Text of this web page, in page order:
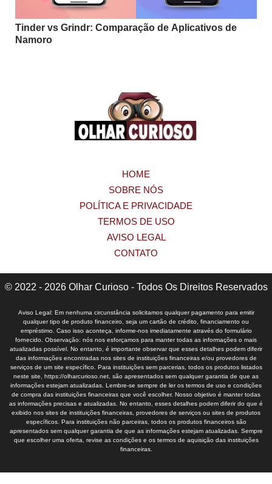
Tinder vs Grindr: Comparação de Aplicativos de
Namoro
HOME
SOBRE NÓS
POLÍTICA E PRIVACIDADE
TERMOS DE USO
AVISO LEGAL
CONTATO
© 2022 - 2026 Olhar Curioso - Todos Os Direitos Reservados
Aviso Legal: Em nenhuma circunstância solicitamos qualquer pagamento para emitir
qualquer tipo de produto financeiro, seja um cartão de crédito, financiamento ou
empréstimo. Caso isso aconteça, informe-nos imediatamente através do formulário
fornecido. Observação: nós nos esforçamos para manter todas as informações o mais
atualizadas possível. No entanto, é importante observar que esses detalhes podem diferir
das informações encontradas nos sites de instituições financeiras e/ou provedores de
serviços de um site específico. Para instituições sem parcerias, todos os produtos listados
neste site, https://olharcurioso.net, são apresentados sem qualquer garantia de que as
informações estejam atualizadas. Lembre-se sempre de ler os termos de uso e condições
de compra das instituições financeiras que você escolher. Nosso objetivo é manter todas
as informações precisas e atualizadas. No entanto, esses detalhes podem diferir do que é
exibido nos sites de instituições financeiras, provedores de serviços ou sites de produtos
específicos. Para instituições não parceiras, todos os produtos financeiros são
apresentados sem qualquer garantia de que as informações estejam atualizadas. Sempre
que escolher uma oferta, revise as condições e os termos de aquisição das instituições
financeiras.